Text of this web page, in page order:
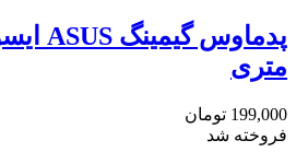
متری
199,000 تومان
فروخته شد